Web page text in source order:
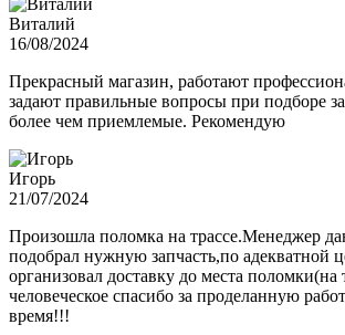
Виталий
16/08/2024
Прекрасный магазин, работают
задают правильные вопросы при подборе
более чем приемлемые. Рекомендую
Игорь
21/07/2024
Произошла поломка на трассе.Менеджер
подобрал нужную запчасть,по адекватной
организовал доставку до места поломки(на
человеческое спасибо за проделанную
время!!!